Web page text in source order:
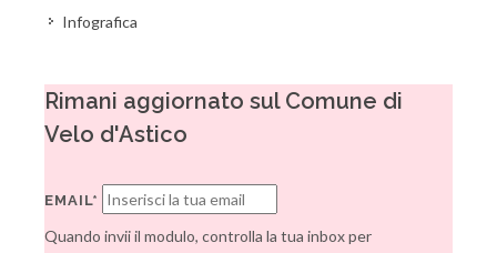
Infografica
Rimani aggiornato sul Comune di
Velo d'Astico
EMAIL*
Quando invii il modulo, controlla la tua inbox per